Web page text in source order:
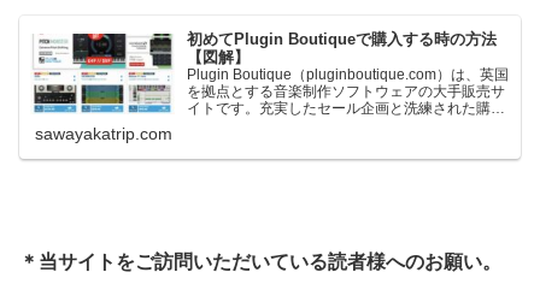
初めてPlugin Boutiqueで購入する時の方法
【図解】
Plugin Boutique（pluginboutique.com）は、英国
を拠点とする音楽制作ソフトウェアの大手販売サ
イトです。充実したセール企画と洗練された購入
に知っておきたいこと価格表示に…
sawayakatrip.com
＊当サイトをご訪問いただいている読者様へのお願い。